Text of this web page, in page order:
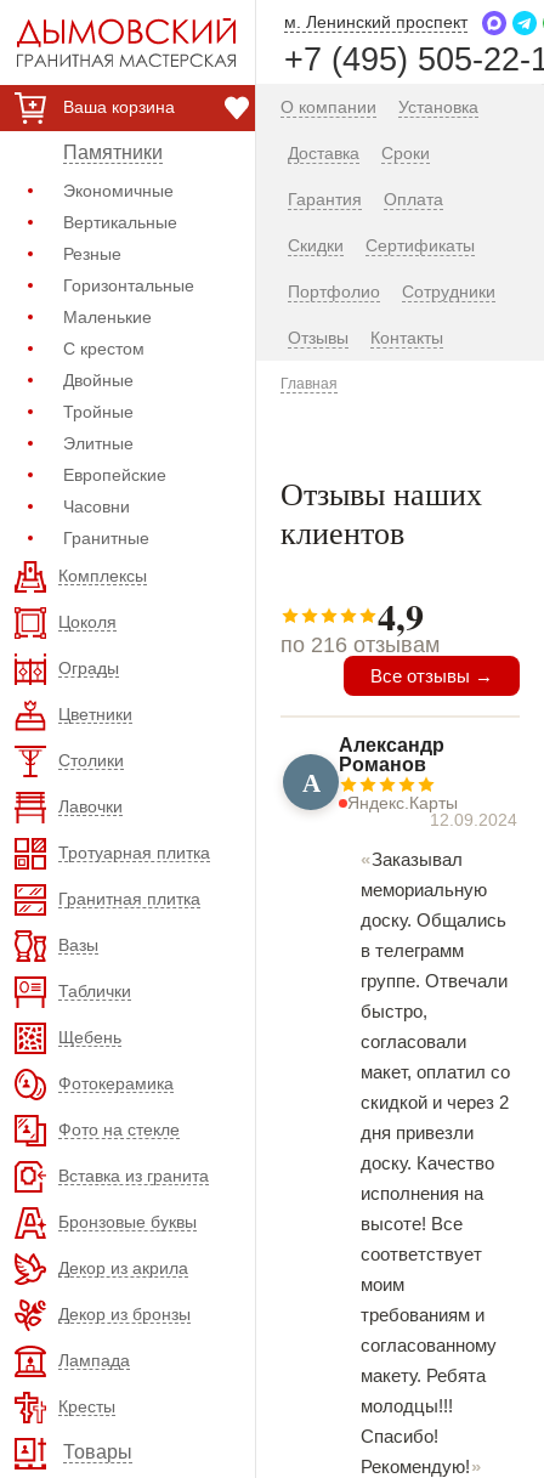
Ваша корзина
Памятники
Экономичные
Вертикальные
Резные
Горизонтальные
Маленькие
С крестом
Двойные
Тройные
Элитные
Европейские
Часовни
Гранитные
Комплексы
Цоколя
Ограды
Цветники
Столики
Лавочки
Тротуарная плитка
Гранитная плитка
Вазы
Таблички
Щебень
Фотокерамика
Фото на стекле
Вставка из гранита
Бронзовые буквы
Декор из акрила
Декор из бронзы
Лампада
Кресты
Товары
м. Ленинский проспект
+7 (495) 505-22-
О компании Установка
Доставка Сроки
Гарантия Оплата
Скидки Сертификаты
Портфолио Сотрудники
Отзывы Контакты
Главная
Отзывы наших
клиентов
4,9
по 216 отзывам
Все отзывы →
А
Александр
Романов
Яндекс.Карты
12.09.2024
Заказывал
мемориальную
доску. Общались
в телеграмм
группе. Отвечали
быстро,
согласовали
макет, оплатил со
скидкой и через 2
дня привезли
доску. Качество
исполнения на
высоте! Все
соответствует
моим
требованиям и
согласованному
макету. Ребята
молодцы!!!
Спасибо!
Рекомендую!